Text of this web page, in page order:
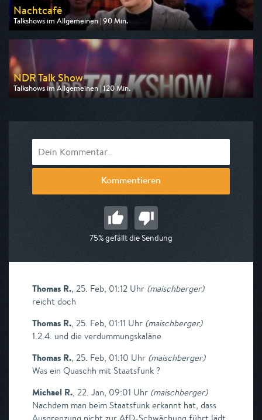
Nachtcafé
Talkshows im Allgemeinen | 90 Min.
Ausgestrahlt von SWR
am 07.08.2026, 22:00
NDR Talk Show
Talkshows im Allgemeinen | 120 Min.
Ausgestrahlt von HR
Kommentieren
75% gefällt die Sendung
Thomas R., 25. Feb, 01:12 Uhr (maischberger)
reicht doch
Thomas R., 25. Feb, 01:11 Uhr (maischberger)
1.2.4. und die verdummungskaläne
Thomas R., 25. Feb, 01:10 Uhr (maischberger)
Was ein Quaschh mit Staatsfunk ?
Michael R., 22. Jan, 09:01 Uhr (maischberger)
Nachdem man beim Staatsfunk erkannt hat, dass